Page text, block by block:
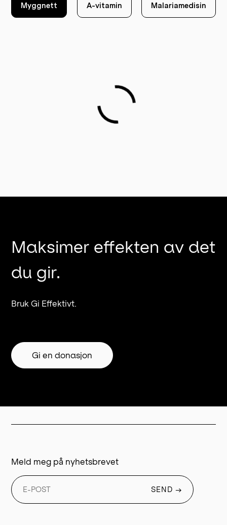
Myggnett A-vitamin Malariamedisin
Maksimer effekten av det
du gir.
Bruk Gi Effektivt.
Gi en donasjon
Meld meg på nyhetsbrevet
SEND →